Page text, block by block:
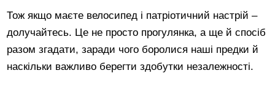
Тож якщо маєте велосипед і патріотичний настрій –
долучайтесь. Це не просто прогулянка, а ще й спосіб
разом згадати, заради чого боролися наші предки й
наскільки важливо берегти здобутки незалежності.